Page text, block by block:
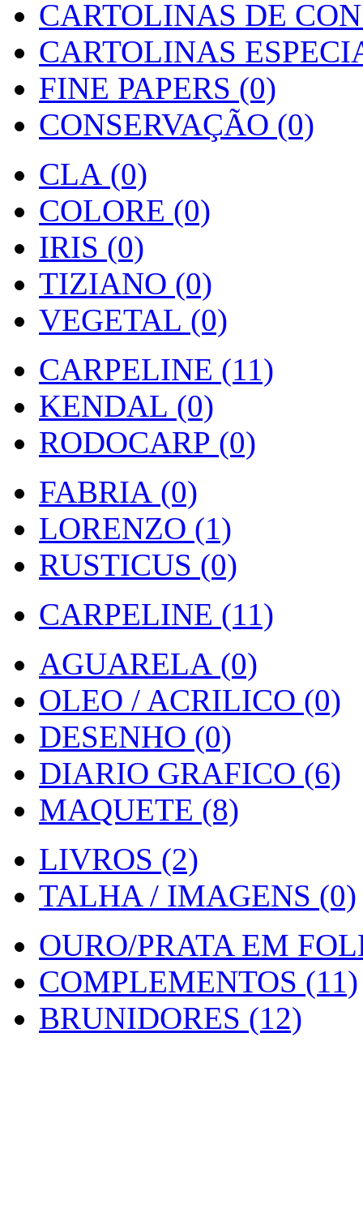
CARTOLINAS DE
CARTOLINAS
FINE PAPERS (0)
CONSERVAÇÃO (0)
CLA (0)
COLORE (0)
IRIS (0)
TIZIANO (0)
VEGETAL (0)
CARPELINE (11)
KENDAL (0)
RODOCARP (0)
FABRIA (0)
LORENZO (1)
RUSTICUS (0)
CARPELINE (11)
AGUARELA (0)
OLEO / ACRILICO (0)
DESENHO (0)
DIARIO GRAFICO (6)
MAQUETE (8)
LIVROS (2)
TALHA / IMAGENS (0)
OURO/PRATA EM
COMPLEMENTOS (11)
BRUNIDORES (12)